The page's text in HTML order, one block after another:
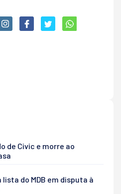
de Civic e morre ao
do MDB em disputa à